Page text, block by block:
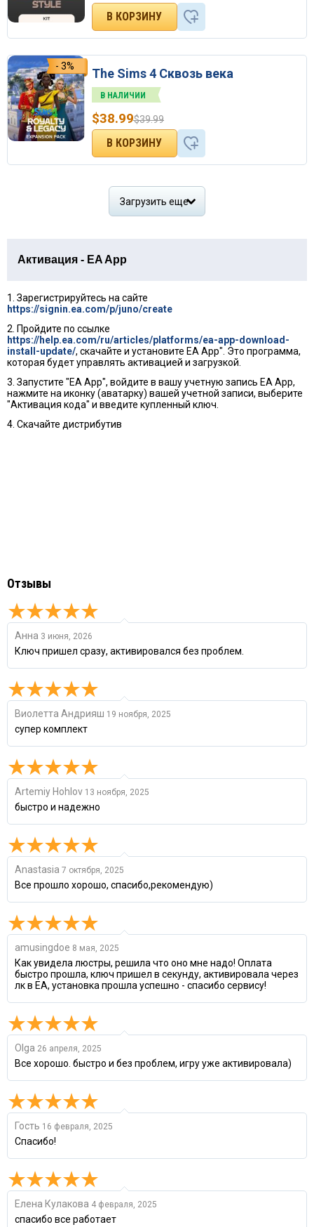
- 3% The Sims 4 Сквозь века
В НАЛИЧИИ
$39.99
$38.99
Загрузить еще
Активация - EA App
1. Зарегистрируйтесь на сайте
https://signin.ea.com/p/juno/create
2. Пройдите по ссылке
https://help.ea.com/ru/articles/platforms/ea-app-download-
install-update/, скачайте и установите EA App". Это программа,
которая будет управлять активацией и загрузкой.
3. Запустите "EA App", войдите в вашу учетную запись EA App,
нажмите на иконку (аватарку) вашей учетной записи, выберите
"Активация кода" и введите купленный ключ.
4. Скачайте дистрибутив
Отзывы
Анна 3 июня, 2026
Ключ пришел сразу, активировался без проблем.
Виолетта Андрияш 19 ноября, 2025
супер комплект
Artemiy Hohlov 13 ноября, 2025
быстро и надежно
Anastasia 7 октября, 2025
Все прошло хорошо, спасибо,рекомендую)
amusingdoe 8 мая, 2025
Как увидела люстры, решила что оно мне надо! Оплата
быстро прошла, ключ пришел в секунду, активировала через
лк в EA, установка прошла успешно - спасибо сервису!
Olga 26 апреля, 2025
Все хорошо. быстро и без проблем, игру уже активировала)
Гость 16 февраля, 2025
Спасибо!
Елена Кулакова 4 февраля, 2025
спасибо все работает